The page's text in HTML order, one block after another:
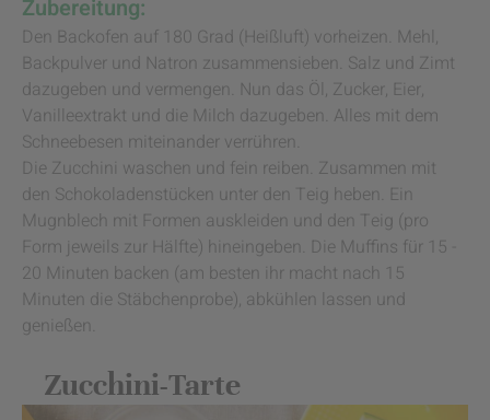
Zubereitung:
Den Backofen auf 180 Grad (Heißluft) vorheizen. Mehl,
Backpulver und Natron zusammensieben. Salz und Zimt
dazugeben und vermengen. Nun das Öl, Zucker, Eier,
Vanilleextrakt und die Milch dazugeben. Alles mit dem
Schneebesen miteinander verrühren.
Die Zucchini waschen und fein reiben. Zusammen mit
den Schokoladenstücken unter den Teig heben. Ein
Mugnblech mit Formen auskleiden und den Teig (pro
Form jeweils zur Hälfte) hineingeben. Die Muffins für 15 -
20 Minuten backen (am besten ihr macht nach 15
Minuten die Stäbchenprobe), abkühlen lassen und
genießen.
Zucchini-Tarte